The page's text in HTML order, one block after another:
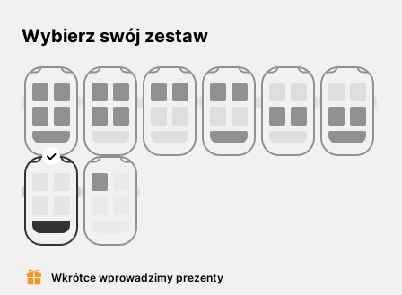
Wybierz swój zestaw
Wkrótce wprowadzimy prezenty